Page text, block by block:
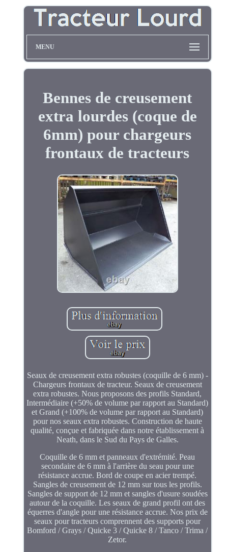
MENU
Bennes de creusement
extra lourdes (coque de
6mm) pour chargeurs
frontaux de tracteurs
Seaux de creusement extra robustes (coquille de 6 mm) -
Chargeurs frontaux de tracteur. Seaux de creusement
extra robustes. Nous proposons des profils Standard,
Intermédiaire (+50% de volume par rapport au Standard)
et Grand (+100% de volume par rapport au Standard)
pour nos seaux extra robustes. Construction de haute
qualité, conçue et fabriquée dans notre établissement à
Neath, dans le Sud du Pays de Galles.
Coquille de 6 mm et panneaux d'extrémité. Peau
secondaire de 6 mm à l'arrière du seau pour une
résistance accrue. Bord de coupe en acier trempé.
Sangles de creusement de 12 mm sur tous les profils.
Sangles de support de 12 mm et sangles d'usure soudées
autour de la coquille. Les seaux de grand profil ont des
équerres d'angle pour une résistance accrue. Nos prix de
seaux pour tracteurs comprennent des supports pour
Bomford / Grays / Quicke 3 / Quicke 8 / Tanco / Trima /
Zetor.